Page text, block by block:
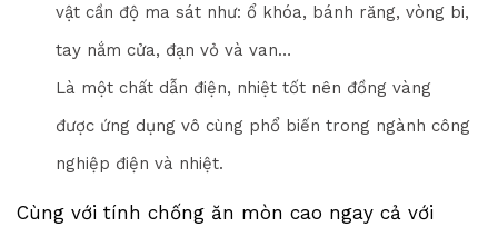
vật cần độ ma sát như: ổ khóa, bánh răng, vòng bi,
tay nắm cửa, đạn vỏ và van…
Là một chất dẫn điện, nhiệt tốt nên đồng vàng
được ứng dụng vô cùng phổ biến trong ngành công
nghiệp điện và nhiệt.
Cùng với tính chống ăn mòn cao ngay cả với